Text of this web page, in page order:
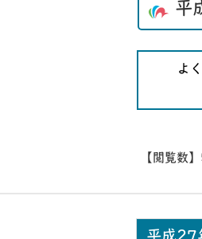
平
よ
【閲覧数】